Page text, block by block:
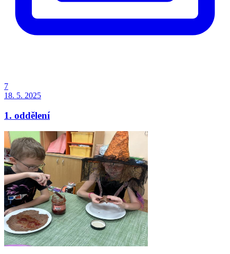
7
18. 5. 2025
1. oddělení